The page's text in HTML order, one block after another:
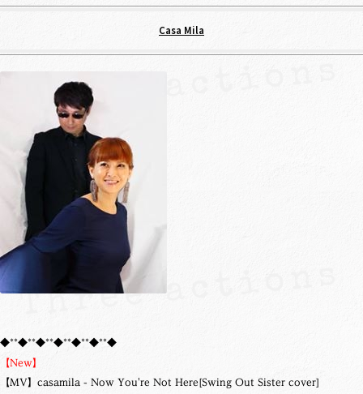
Casa Mila
◆**◆**◆**◆**◆**◆**◆
【New】
【MV】casamila - Now You're Not Here[Swing Out Sister cover]